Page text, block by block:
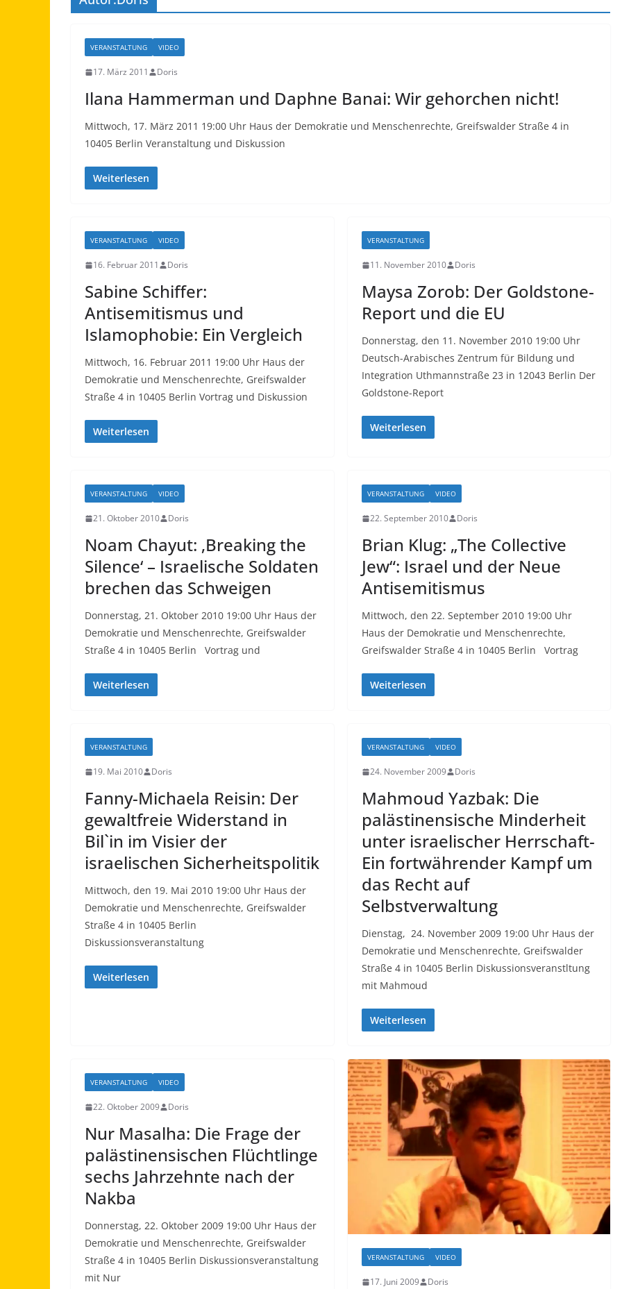
VERANSTALTUNG VIDEO
17. März 2011 Doris
Ilana Hammerman und Daphne Banai: Wir gehorchen nicht!
Mittwoch, 17. März 2011 19:00 Uhr Haus der Demokratie und Menschenrechte, Greifswalder Straße 4 in
10405 Berlin Veranstaltung und Diskussion
Weiterlesen
VERANSTALTUNG VIDEO
16. Februar 2011 Doris
Sabine Schiffer:
Antisemitismus und
Islamophobie: Ein Vergleich
Mittwoch, 16. Februar 2011 19:00 Uhr Haus der
Demokratie und Menschenrechte, Greifswalder
Straße 4 in 10405 Berlin Vortrag und Diskussion
Weiterlesen
VERANSTALTUNG
11. November 2010 Doris
Maysa Zorob: Der Goldstone-
Report und die EU
Donnerstag, den 11. November 2010 19:00 Uhr
Deutsch-Arabisches Zentrum für Bildung und
Integration Uthmannstraße 23 in 12043 Berlin Der
Goldstone-Report
Weiterlesen
VERANSTALTUNG VIDEO
21. Oktober 2010 Doris
Noam Chayut: ‚Breaking the
Silence‘ – Israelische Soldaten
brechen das Schweigen
Donnerstag, 21. Oktober 2010 19:00 Uhr Haus der
Demokratie und Menschenrechte, Greifswalder
Straße 4 in 10405 Berlin Vortrag und
Weiterlesen
VERANSTALTUNG VIDEO
22. September 2010 Doris
Brian Klug: „The Collective
Jew“: Israel und der Neue
Antisemitismus
Mittwoch, den 22. September 2010 19:00 Uhr
Haus der Demokratie und Menschenrechte,
Greifswalder Straße 4 in 10405 Berlin Vortrag
Weiterlesen
VERANSTALTUNG
19. Mai 2010 Doris
Fanny-Michaela Reisin: Der
gewaltfreie Widerstand in
Bil`in im Visier der
israelischen Sicherheitspolitik
Mittwoch, den 19. Mai 2010 19:00 Uhr Haus der
Demokratie und Menschenrechte, Greifswalder
Straße 4 in 10405 Berlin
Diskussionsveranstaltung
Weiterlesen
VERANSTALTUNG VIDEO
24. November 2009 Doris
Mahmoud Yazbak: Die
palästinensische Minderheit
unter israelischer Herrschaft-
Ein fortwährender Kampf um
das Recht auf
Selbstverwaltung
Dienstag, 24. November 2009 19:00 Uhr Haus der
Demokratie und Menschenrechte, Greifswalder
Straße 4 in 10405 Berlin Diskussionsveranstltung
mit Mahmoud
Weiterlesen
VERANSTALTUNG VIDEO
22. Oktober 2009 Doris
Nur Masalha: Die Frage der
palästinensischen Flüchtlinge
sechs Jahrzehnte nach der
Nakba
Donnerstag, 22. Oktober 2009 19:00 Uhr Haus der
Demokratie und Menschenrechte, Greifswalder
Straße 4 in 10405 Berlin Diskussionsveranstaltung
mit Nur
VERANSTALTUNG VIDEO
17. Juni 2009 Doris